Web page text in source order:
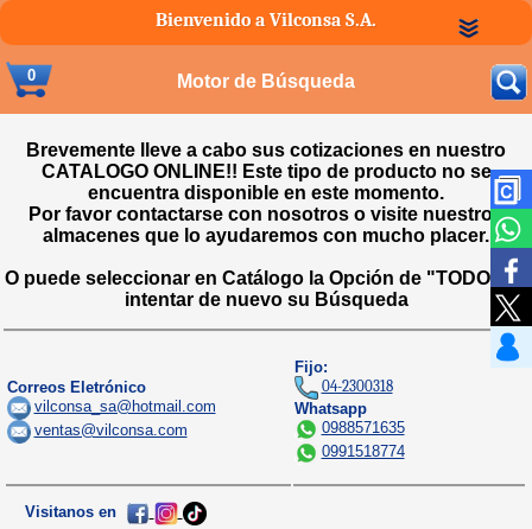
Bienvenido a Vilconsa S.A.
0 Motor de Búsqueda
Brevemente lleve a cabo sus cotizaciones en nuestro
CATALOGO ONLINE!! Este tipo de producto no se
encuentra disponible en este momento.
Por favor contactarse con nosotros o visite nuestros
almacenes que lo ayudaremos con mucho placer.
O puede seleccionar en Catálogo la Opción de "TODOS" e
intentar de nuevo su Búsqueda
Correos Eletrónico
vilconsa_sa@hotmail.com
ventas@vilconsa.com
Fijo:
04-2300318
Whatsapp
0988571635
0991518774
Visitanos en